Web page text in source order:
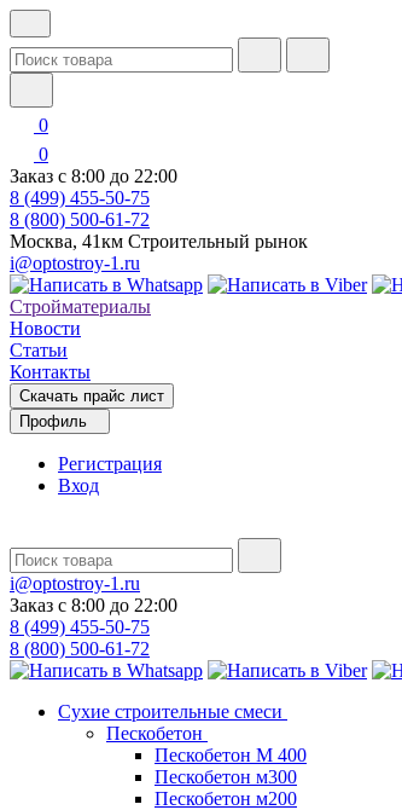
0
0
Заказ с 8:00 до 22:00
8 (499) 455-50-75
8 (800) 500-61-72
Москва, 41км Строительный рынок
i@optostroy-1.ru
Стройматериалы
Новости
Статьи
Контакты
Скачать прайс лист
Профиль
Регистрация
Вход
i@optostroy-1.ru
Заказ с 8:00 до 22:00
8 (499) 455-50-75
8 (800) 500-61-72
Сухие строительные смеси
Пескобетон
Пескобетон М 400
Пескобетон м300
Пескобетон м200